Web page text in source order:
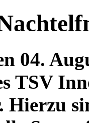
04.
TSV